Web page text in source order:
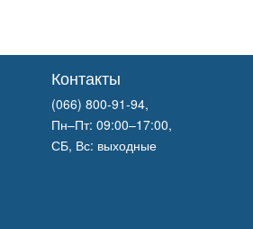
Контакты
(066) 800-91-94,
Пн–Пт: 09:00–17:00,
СБ, Вс: выходные